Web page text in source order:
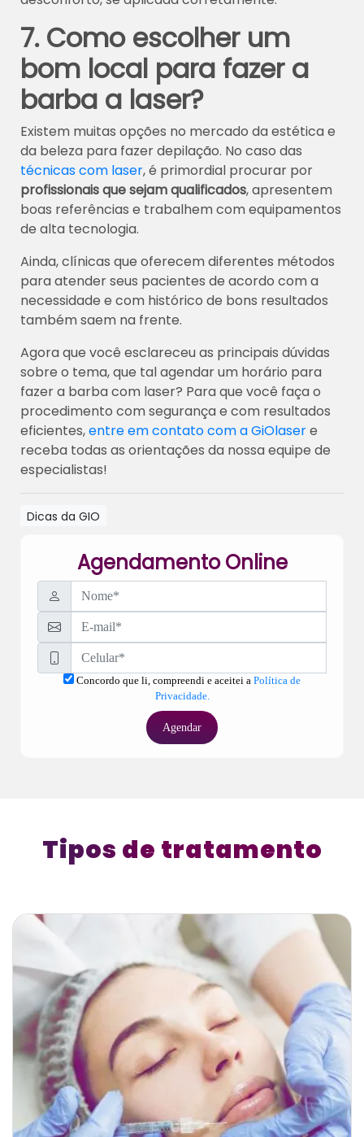
7. Como escolher um
bom local para fazer a
barba a laser?
Existem muitas opções no mercado da estética e
da beleza para fazer depilação. No caso das
técnicas com laser, é primordial procurar por
profissionais que sejam qualificados, apresentem
boas referências e trabalhem com equipamentos
de alta tecnologia.
Ainda, clínicas que oferecem diferentes métodos
para atender seus pacientes de acordo com a
necessidade e com histórico de bons resultados
também saem na frente.
Agora que você esclareceu as principais dúvidas
sobre o tema, que tal agendar um horário para
fazer a barba com laser? Para que você faça o
procedimento com segurança e com resultados
eficientes,entre em contato com a GiOlasere
receba todas as orientações da nossa equipe de
especialistas!
Dicas da GIO
Agendamento Online
Concordo que li, compreendi e aceitei a Política de
Privacidade.
Agendar
Tipos de tratamento